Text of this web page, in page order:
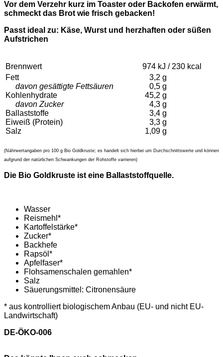
Vor dem Verzehr kurz im Toaster oder Backofen erwärmt,
schmeckt das Brot wie frisch gebacken!
Passt ideal zu: Käse, Wurst und herzhaften oder süßen
Aufstrichen
Brennwert
974 kJ / 230 kcal
Fett
davon gesättigte Fettsäuren
Kohlenhydrate
davon Zucker
Ballaststoffe
Eiweiß (Protein)
Salz
3,2 g
0,5 g
45,2 g
4,3 g
3,4 g
3,3 g
1,09 g
(Nährwertangaben pro 100 g Bio Goldkruste; es handelt sich hierbei um Durchschnittswerte und können
aufgrund der natürlichen Schwankungen der Rohstoffe varrieren)
Die Bio Goldkruste ist eine Ballaststoffquelle.
Wasser
Reismehl*
Kartoffelstärke*
Zucker*
Backhefe
Rapsöl*
Apfelfaser*
Flohsamenschalen gemahlen*
Salz
Säuerungsmittel: Citronensäure
* aus kontrolliert biologischem Anbau (EU- und nicht EU-
Landwirtschaft)
DE-ÖKO-006